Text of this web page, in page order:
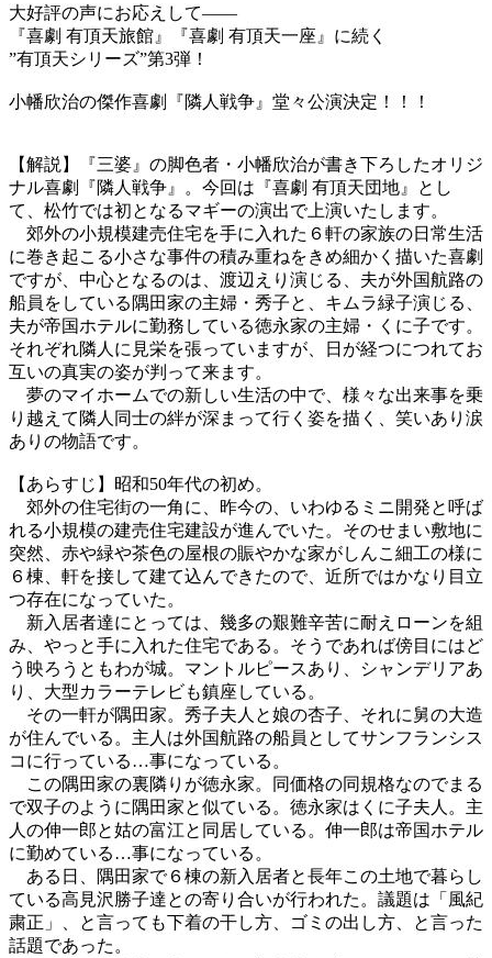
大好評の声にお応えして――
『喜劇 有頂天旅館』『喜劇 有頂天一座』に続く
”有頂天シリーズ”第3弾！
小幡欣治の傑作喜劇『隣人戦争』堂々公演決定！！！
【解説】『三婆』の脚色者・小幡欣治が書き下ろしたオリジ
ナル喜劇『隣人戦争』。今回は『喜劇 有頂天団地』とし
て、松竹では初となるマギーの演出で上演いたします。
郊外の小規模建売住宅を手に入れた６軒の家族の日常生活
に巻き起こる小さな事件の積み重ねをきめ細かく描いた喜劇
ですが、中心となるのは、渡辺えり演じる、夫が外国航路の
船員をしている隅田家の主婦・秀子と、キムラ緑子演じる、
夫が帝国ホテルに勤務している徳永家の主婦・くに子です。
それぞれ隣人に見栄を張っていますが、日が経つにつれてお
互いの真実の姿が判って来ます。
夢のマイホームでの新しい生活の中で、様々な出来事を乗
り越えて隣人同士の絆が深まって行く姿を描く、笑いあり涙
ありの物語です。
【あらすじ】昭和50年代の初め。
郊外の住宅街の一角に、昨今の、いわゆるミニ開発と呼ば
れる小規模の建売住宅建設が進んでいた。そのせまい敷地に
突然、赤や緑や茶色の屋根の賑やかな家がしんこ細工の様に
６棟、軒を接して建て込んできたので、近所ではかなり目立
つ存在になっていた。
新入居者達にとっては、幾多の艱難辛苦に耐えローンを組
み、やっと手に入れた住宅である。そうであれば傍目にはど
う映ろうともわが城。マントルピースあり、シャンデリアあ
り、大型カラーテレビも鎮座している。
その一軒が隅田家。秀子夫人と娘の杏子、それに舅の大造
が住んでいる。主人は外国航路の船員としてサンフランシス
コに行っている…事になっている。
この隅田家の裏隣りが徳永家。同価格の同規格なのでまる
で双子のように隅田家と似ている。徳永家はくに子夫人。主
人の伸一郎と姑の富江と同居している。伸一郎は帝国ホテル
に勤めている…事になっている。
ある日、隅田家で６棟の新入居者と長年この土地で暮らし
ている高見沢勝子達との寄り合いが行われた。議題は「風紀
粛正」、と言っても下着の干し方、ゴミの出し方、と言った
話題であった。